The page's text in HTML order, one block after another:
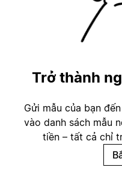
Trở thành
Gửi mẫu của bạn
vào danh sách mẫu
tiền – tất cả chỉ